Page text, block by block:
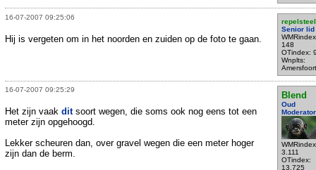
16-07-2007 09:25:06
Senior lid
148
OTindex:
Wnplts:
Amersfoort
Hij is vergeten om in het noorden en zuiden op de foto te gaan.
16-07-2007 09:25:29
Blend
Oud
Moderator
3.111
OTindex:
13.725
Het zijn vaak ditsoort wegen, die soms ook nog eens tot een
meter zijn opgehoogd.
Lekker scheuren dan, over gravel wegen die een meter hoger
zijn dan de berm.